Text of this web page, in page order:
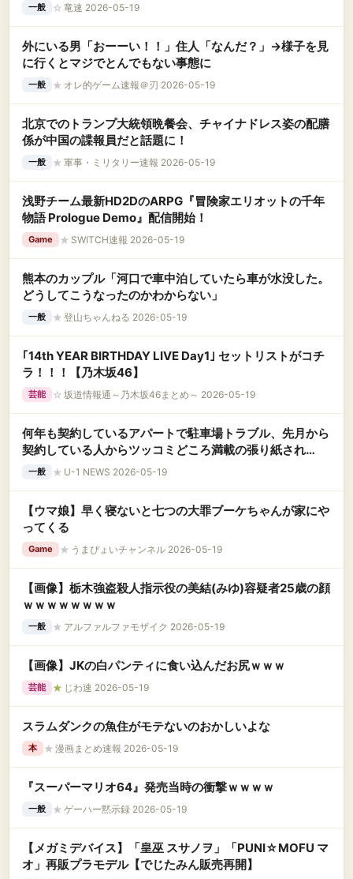
一般 ☆ 竜速 2026-05-19
外にいる男「おーーい！！」住人「なんだ？」→様子を見
に行くとマジでとんでもない事態に
一般 ★ オレ的ゲーム速報＠刃 2026-05-19
北京でのトランプ大統領晩餐会、チャイナドレス姿の配膳
係が中国の諜報員だと話題に！
一般 ★ 軍事・ミリタリー速報 2026-05-19
浅野チーム最新HD2DのARPG『冒険家エリオットの千年
物語 Prologue Demo』配信開始！
Game ★ SWITCH速報 2026-05-19
熊本のカップル「河口で車中泊していたら車が水没した。
どうしてこうなったのかわからない」
一般 ★ 登山ちゃんねる 2026-05-19
｢14th YEAR BIRTHDAY LIVE Day1｣ セットリストがコチ
ラ！！！【乃木坂46】
芸能 ☆ 坂道情報通～乃木坂46まとめ～ 2026-05-19
何年も契約しているアパートで駐車場トラブル、先月から
契約している人からツッコミどころ満載の張り紙され
て……
一般 ★ U-1 NEWS 2026-05-19
【ウマ娘】早く寝ないと七つの大罪ブーケちゃんが家にや
ってくる
Game ★ うまぴょいチャンネル 2026-05-19
【画像】栃木強盗殺人指示役の美結(みゆ)容疑者25歳の顔
ｗｗｗｗｗｗｗｗ
一般 ★ アルファルファモザイク 2026-05-19
【画像】JKの白パンティに食い込んだお尻ｗｗｗ
芸能 ★ じわ速 2026-05-19
スラムダンクの魚住がモテないのおかしいよな
本 ★ 漫画まとめ速報 2026-05-19
『スーパーマリオ64』発売当時の衝撃ｗｗｗｗ
一般 ★ ゲーハー黙示録 2026-05-19
【メガミデバイス】「皇巫 スサノヲ」「PUNI☆MOFU マ
オ」再販プラモデル【でじたみん販売再開】